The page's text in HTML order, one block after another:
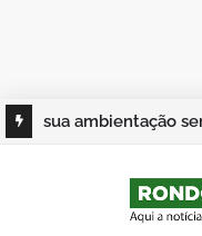
sua ambientação